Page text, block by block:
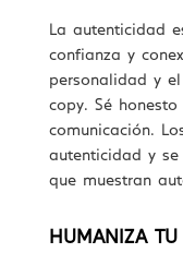
La autenticidad
confianza y
personalidad y
copy. Sé
comunicación.
autenticidad y
que muestran
HUMANIZA TU